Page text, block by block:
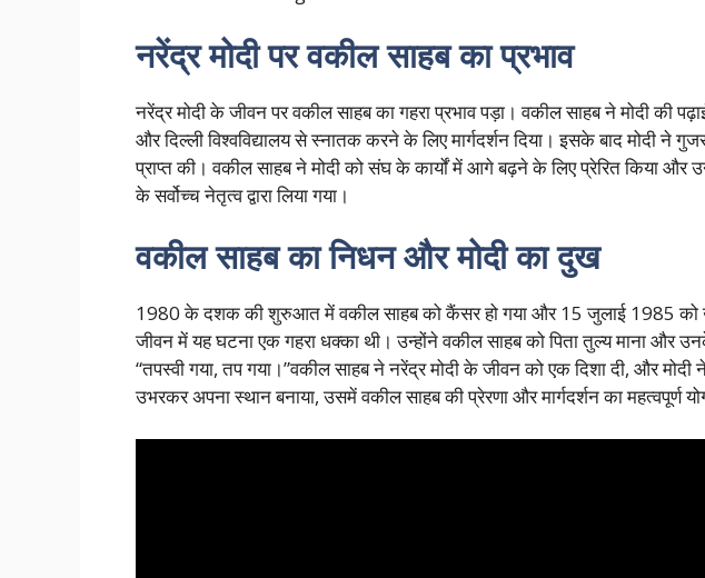
नरेंद्र मोदी पर वकील साहब का प्रभाव
नरेंद्र मोदी के जीवन पर वकील साहब का गहरा प्रभाव पड़ा। वकील साहब ने मोदी की
और दिल्ली विश्वविद्यालय से स्नातक करने के लिए मार्गदर्शन दिया। इसके बाद मोदी ने
प्राप्त की। वकील साहब ने मोदी को संघ के कार्यों में आगे बढ़ने के लिए प्रेरित किया और
के सर्वोच्च नेतृत्व द्वारा लिया गया।
वकील साहब का निधन और मोदी का दुख
1980 के दशक की शुरुआत में वकील साहब को कैंसर हो गया और 15 जुलाई 1985 को
जीवन में यह घटना एक गहरा धक्का थी। उन्होंने वकील साहब को पिता तुल्य माना और
“तपस्वी गया, तप गया।”वकील साहब ने नरेंद्र मोदी के जीवन को एक दिशा दी, और मोदी
उभरकर अपना स्थान बनाया, उसमें वकील साहब की प्रेरणा और मार्गदर्शन का महत्वपूर्ण